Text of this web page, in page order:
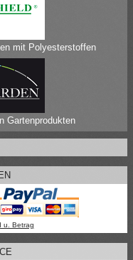
mit Polyesterstoffen
Gartenprodukten
u. Betrag